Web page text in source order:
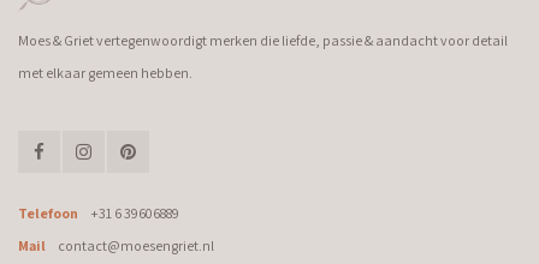
Moes & Griet vertegenwoordigt merken die liefde, passie & aandacht voor detail
met elkaar gemeen hebben.
Telefoon
+31 6 39606889
Mail
contact@moesengriet.nl